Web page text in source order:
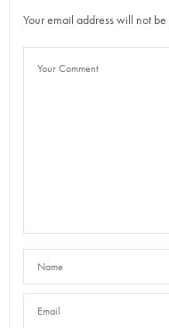
Your email address will not